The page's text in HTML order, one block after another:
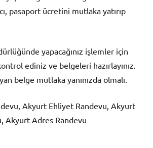
pasaport ücretini mutlaka yatırıp
yapacağınız işlemler için
ediniz ve belgeleri hazırlayınız.
belge mutlaka yanınızda olmalı.
Akyurt Ehliyet Randevu, Akyurt
Akyurt Adres Randevu